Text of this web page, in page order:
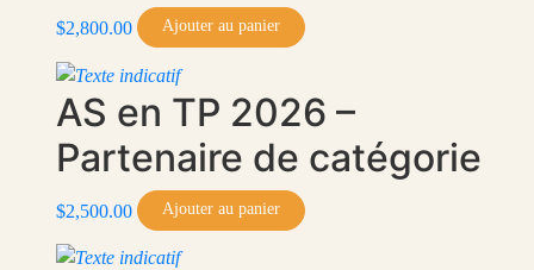
$2,800.00 Ajouter au panier
AS en TP 2026 –
Partenaire de catégorie
$2,500.00 Ajouter au panier